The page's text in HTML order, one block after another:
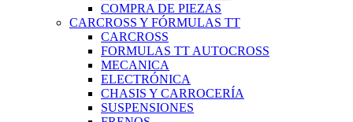
COMPRA DE PIEZAS
CARCROSS Y FÓRMULAS TT
CARCROSS
FORMULAS TT AUTOCROSS
MECANICA
ELECTRÓNICA
CHASIS Y CARROCERÍA
SUSPENSIONES